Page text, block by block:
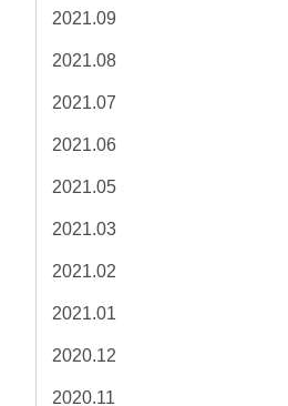
2021.09
2021.08
2021.07
2021.06
2021.05
2021.03
2021.02
2021.01
2020.12
2020.11